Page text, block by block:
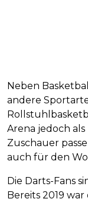
Neben
andere
Arena jedoch
Zuschauer
auch für den
Die Darts-Fans
Bereits 2019